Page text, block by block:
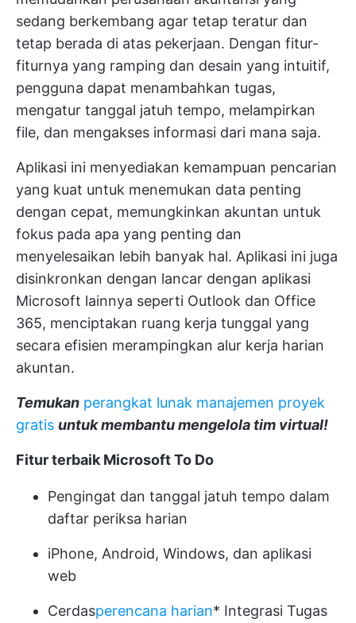
sedang berkembang agar tetap teratur dan
tetap berada di atas pekerjaan. Dengan fitur-
fiturnya yang ramping dan desain yang intuitif,
pengguna dapat menambahkan tugas,
mengatur tanggal jatuh tempo, melampirkan
file, dan mengakses informasi dari mana saja.
Aplikasi ini menyediakan kemampuan pencarian
yang kuat untuk menemukan data penting
dengan cepat, memungkinkan akuntan untuk
fokus pada apa yang penting dan
menyelesaikan lebih banyak hal. Aplikasi ini juga
disinkronkan dengan lancar dengan aplikasi
Microsoft lainnya seperti Outlook dan Office
365, menciptakan ruang kerja tunggal yang
secara efisien merampingkan alur kerja harian
akuntan.
Temukan perangkat lunak manajemen proyek
gratis untuk membantu mengelola tim virtual!
Fitur terbaik Microsoft To Do
Pengingat dan tanggal jatuh tempo dalam
daftar periksa harian
iPhone, Android, Windows, dan aplikasi
web
Cerdasperencana harian* Integrasi Tugas